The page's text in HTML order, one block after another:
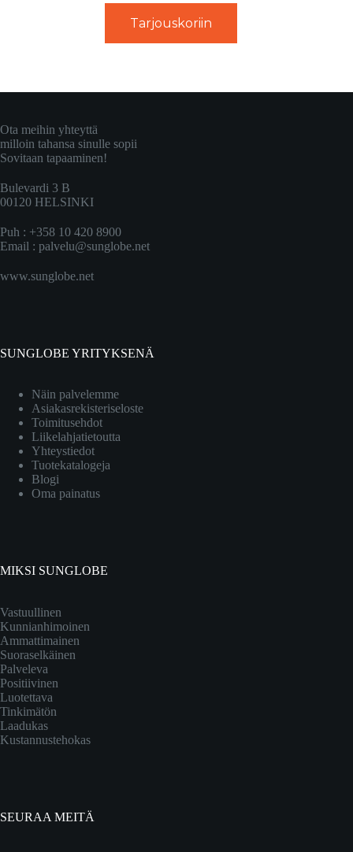
Tarjouskoriin
Ota meihin yhteyttä
milloin tahansa sinulle sopii
Sovitaan tapaaminen!
Bulevardi 3 B
00120 HELSINKI
Puh : +358 10 420 8900
Email : palvelu@sunglobe.net
www.sunglobe.net
SUNGLOBE YRITYKSENÄ
Näin palvelemme
Asiakasrekisteriseloste
Toimitusehdot
Liikelahjatietoutta
Yhteystiedot
Tuotekatalogeja
Blogi
Oma painatus
MIKSI SUNGLOBE
Vastuullinen
Kunnianhimoinen
Ammattimainen
Suoraselkäinen
Palveleva
Positiivinen
Luotettava
Tinkimätön
Laadukas
Kustannustehokas
SEURAA MEITÄ